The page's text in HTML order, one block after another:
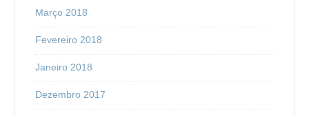
Março 2018
Fevereiro 2018
Janeiro 2018
Dezembro 2017